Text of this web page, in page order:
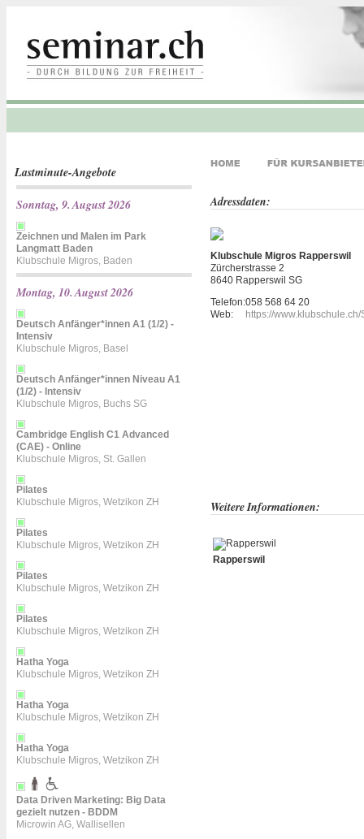
Lastminute-Angebote
Sonntag, 9. August 2026
Zeichnen und Malen im Park
Langmatt Baden
Klubschule Migros, Baden
Montag, 10. August 2026
Deutsch Anfänger*innen A1 (1/2) -
Intensiv
Klubschule Migros, Basel
Deutsch Anfänger*innen Niveau A1
(1/2) - Intensiv
Klubschule Migros, Buchs SG
Cambridge English C1 Advanced
(CAE) - Online
Klubschule Migros, St. Gallen
Pilates
Klubschule Migros, Wetzikon ZH
Pilates
Klubschule Migros, Wetzikon ZH
Pilates
Klubschule Migros, Wetzikon ZH
Pilates
Klubschule Migros, Wetzikon ZH
Hatha Yoga
Klubschule Migros, Wetzikon ZH
Hatha Yoga
Klubschule Migros, Wetzikon ZH
Hatha Yoga
Klubschule Migros, Wetzikon ZH
Data Driven Marketing: Big Data
gezielt nutzen - BDDM
Microwin AG, Wallisellen
Adressdaten:
Klubschule Migros Rapperswil
Zürcherstrasse 2
8640 Rapperswil SG
Telefon:058 568 64 20
Web:
https://
Weitere Informationen:
Rapperswil